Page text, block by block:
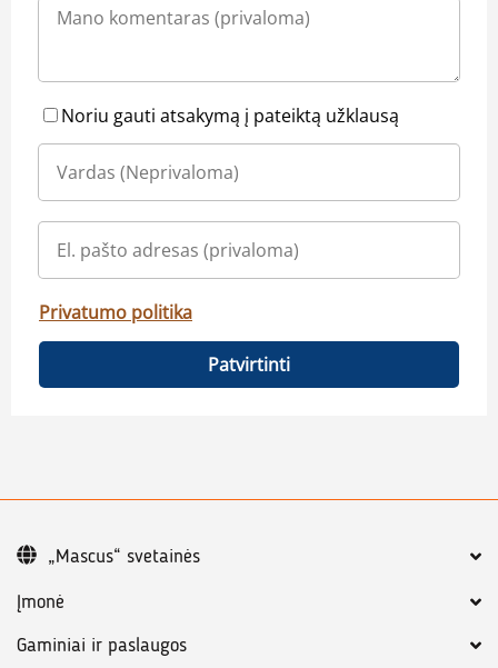
Noriu gauti atsakymą į pateiktą užklausą
Privatumo politika
Patvirtinti
Įmonė
Gaminiai ir paslaugos
„Mascus“ svetainės